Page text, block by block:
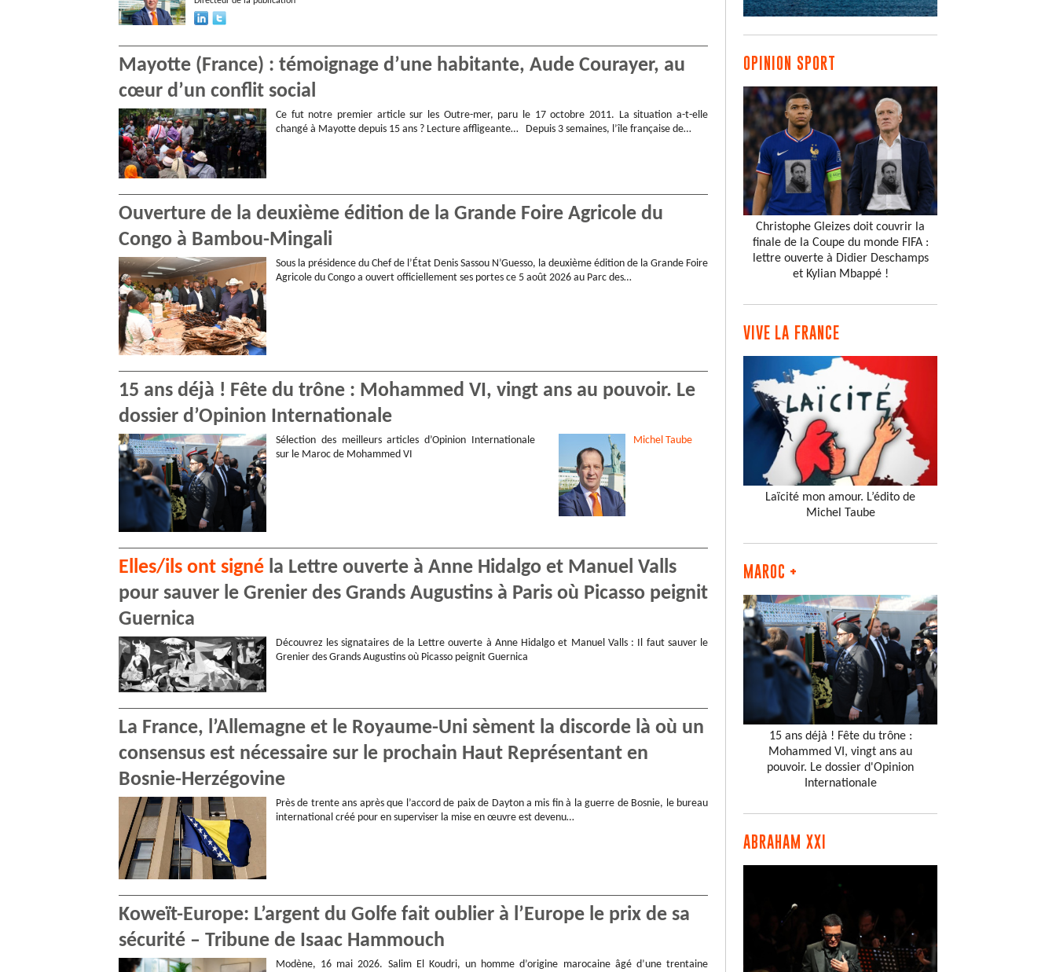
Mayotte (France) : témoignage d’une habitante, Aude Courayer, au
cœur d’un conflit social
Ce fut notre premier article sur les Outre-mer, paru le 17 octobre 2011. La situation a-t-elle
changé à Mayotte depuis 15 ans ? Lecture affligeante… Depuis 3 semaines, l’île française de…
Ouverture de la deuxième édition de la Grande Foire Agricole du
Congo à Bambou-Mingali
Sous la présidence du Chef de l’État Denis Sassou N’Guesso, la deuxième édition de la Grande Foire
Agricole du Congo a ouvert officiellement ses portes ce 5 août 2026 au Parc des…
15 ans déjà ! Fête du trône : Mohammed VI, vingt ans au pouvoir. Le
dossier d’Opinion Internationale
Sélection des meilleurs articles d’Opinion Internationale
sur le Maroc de Mohammed VI
Michel Taube
Elles/ils ont signé la Lettre ouverte à Anne Hidalgo et Manuel Valls
pour sauver le Grenier des Grands Augustins à Paris où Picasso peignit
Guernica
Découvrez les signataires de la Lettre ouverte à Anne Hidalgo et Manuel Valls : Il faut sauver le
Grenier des Grands Augustins où Picasso peignit Guernica
La France, l’Allemagne et le Royaume-Uni sèment la discorde là où un
consensus est nécessaire sur le prochain Haut Représentant en
Bosnie-Herzégovine
Près de trente ans après que l’accord de paix de Dayton a mis fin à la guerre de Bosnie, le bureau
international créé pour en superviser la mise en œuvre est devenu…
Koweït-Europe: L’argent du Golfe fait oublier à l’Europe le prix de sa
sécurité – Tribune de Isaac Hammouch
Modène, 16 mai 2026. Salim El Koudri, un homme d’origine marocaine âgé d’une trentaine
OPINION SPORT
Christophe Gleizes doit couvrir la
finale de la Coupe du monde FIFA :
lettre ouverte à Didier Deschamps
et Kylian Mbappé !
VIVE LA FRANCE
Laïcité mon amour. L’édito de
Michel Taube
MAROC +
15 ans déjà ! Fête du trône :
Mohammed VI, vingt ans au
pouvoir. Le dossier d'Opinion
Internationale
ABRAHAM XXI